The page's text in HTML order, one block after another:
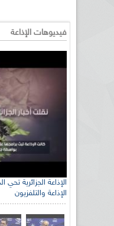
فيديوهات الإذاعة
الإذاعة والتلفزيون